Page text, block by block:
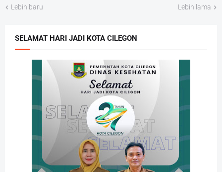
Lebih baru Lebih lama
SELAMAT HARI JADI KOTA CILEGON